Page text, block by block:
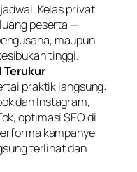
Kelas privat
peserta —
maupun
tinggi.
Terukur
praktik langsung:
dan Instagram,
optimasi SEO di
kampanye
terlihat dan